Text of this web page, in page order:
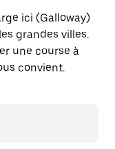
ici (Galloway)
grandes villes.
une course à
convient.